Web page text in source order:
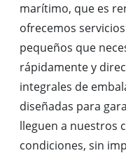
marítimo, que es
ofrecemos
pequeños que
rápidamente y
integrales de
diseñadas para
lleguen a nuestros
condiciones, sin